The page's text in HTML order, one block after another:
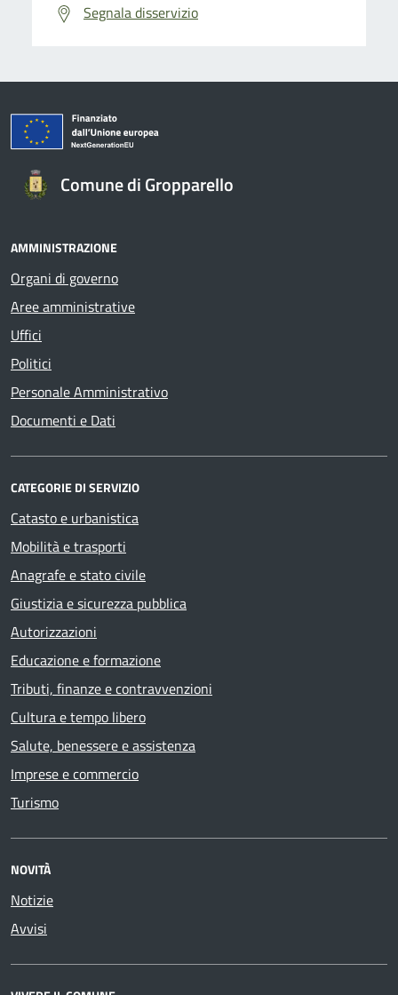
Segnala disservizio
Comune di Gropparello
AMMINISTRAZIONE
Organi di governo
Aree amministrative
Uffici
Politici
Personale Amministrativo
Documenti e Dati
CATEGORIE DI SERVIZIO
Catasto e urbanistica
Mobilità e trasporti
Anagrafe e stato civile
Giustizia e sicurezza pubblica
Autorizzazioni
Educazione e formazione
Tributi, finanze e contravvenzioni
Cultura e tempo libero
Salute, benessere e assistenza
Imprese e commercio
Turismo
NOVITÀ
Notizie
Avvisi